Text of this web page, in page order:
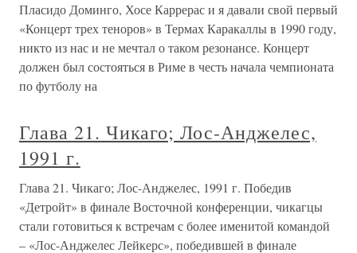
Пласидо Доминго, Хосе Каррерас и я давали свой первый
«Концерт трех теноров» в Термах Каракаллы в 1990 году,
никто из нас и не мечтал о таком резонансе. Концерт
должен был состояться в Риме в честь начала чемпионата
по футболу на
Глава 21. Чикаго; Лос-Анджелес,
1991 г.
Глава 21. Чикаго; Лос-Анджелес, 1991 г. Победив
«Детройт» в финале Восточной конференции, чикагцы
стали готовиться к встречам с более именитой командой
– «Лос-Анджелес Лейкерс», победившей в финале